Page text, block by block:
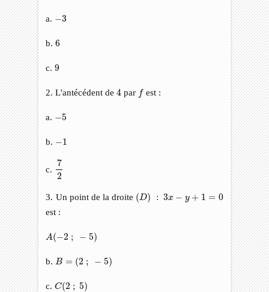
a. −3
3
b.6
6
c.9
9
2. L'antécédent de4
4 par f
f est :
a. −5
5
b. −1
1
c.
7
2
72
3. Un point de la droite (D) : 3x − y + 1 = 0
( D) x−
0
est :
A (−2 ; − 5)
A ( 2
b. B = (2 ; − 5)
B= ; −
c.C(2 ; 5)
C(2 5)